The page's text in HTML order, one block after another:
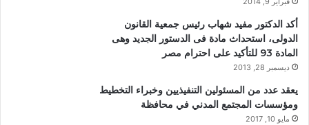
أكد الدكتور مفيد شهاب رئيس جمعية القانون
الدولى، استحداث مادة فى الدستور الجديد وهى
المادة 93 للتأكيد على احترام مصر
ديسمبر 28, 2013
يعقد عدد من المسئولين التنفيذيين وخبراء التخطيط
ومؤسسات المجتمع المدني في محافظة
مايو 10, 2017